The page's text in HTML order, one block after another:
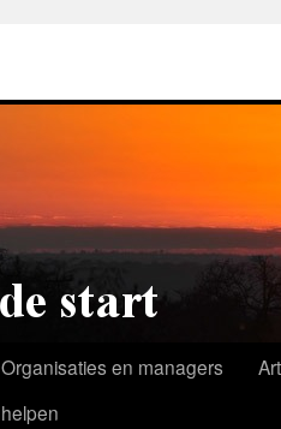
Organisaties en managers
helpen